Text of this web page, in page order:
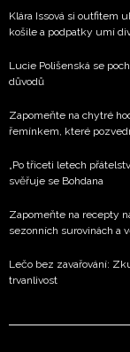
Klára Issová si outfitem
košile a podpatky umí
Lucie Polišenská se
důvodů
Zapomeňte na chytré
řemínkem, které
„Po třiceti letech
svěřuje se Bohdana
Zapomeňte na recepty
sezonních surovinách a
Lečo bez zavařování:
trvanlivost